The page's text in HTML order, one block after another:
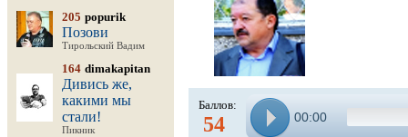
205 popurik
Позови
Тирольский Вадим
164 dimakapitan
Дивись же,
какими мы
стали!
Пикник
Баллов:
54 00:00